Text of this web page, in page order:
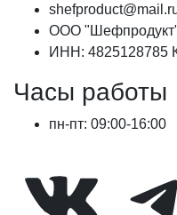
ООО
ИНН: 4825128785
Часы работы
пн-пт: 09:00-16:00
ВКонтакте